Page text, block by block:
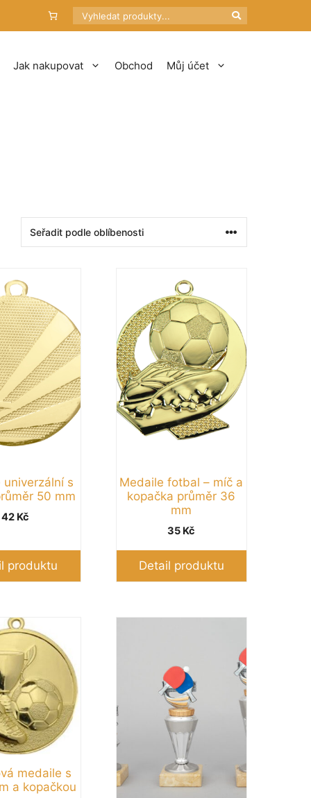
Hledat
Jak nakupovat Obchod Můj účet
univerzální s
50 mm
42 Kč
produktu
Medaile fotbal – míč a
kopačka průměr 36
mm
35 Kč
Detail produktu
více
variant.
Možnosti
lze
vybrat
na
stránce
medaile s
a kopačkou
Možnosti
lze
vybrat
na
stránce